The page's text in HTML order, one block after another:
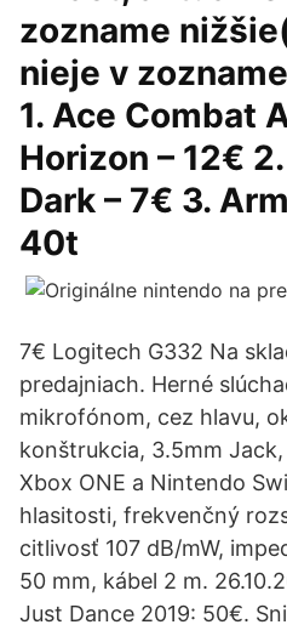
zozname
nieje v
1. Ace Combat
Horizon – 12€
Dark – 7€ 3.
40t
7€ Logitech G332 Na
predajniach. Herné
mikrofónom, cez hlavu,
konštrukcia, 3.5mm
Xbox ONE a Nintendo
hlasitosti, frekvenčný
citlivosť 107 dB/mW,
50 mm, kábel 2 m.
Just Dance 2019: 50€.